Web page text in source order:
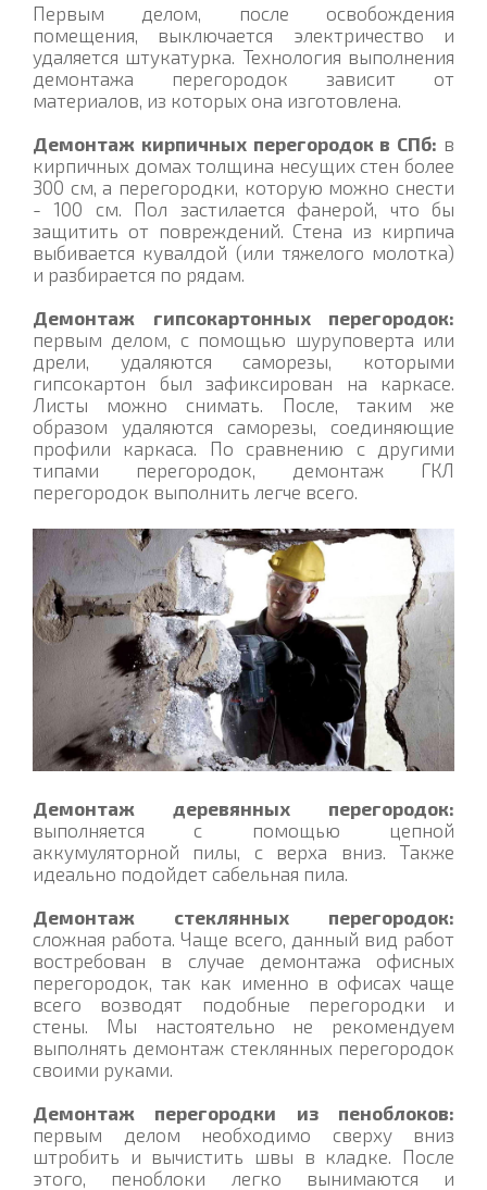
Первым делом, после освобождения
помещения, выключается электричество и
удаляется штукатурка. Технология выполнения
демонтажа перегородок зависит от
материалов, из которых она изготовлена.
Демонтаж кирпичных перегородок в СПб: в
кирпичных домах толщина несущих стен более
300 см, а перегородки, которую можно снести
- 100 см. Пол застилается фанерой, что бы
защитить от повреждений. Стена из кирпича
выбивается кувалдой (или тяжелого молотка)
и разбирается по рядам.
Демонтаж гипсокартонных перегородок:
первым делом, с помощью шуруповерта или
дрели, удаляются саморезы, которыми
гипсокартон был зафиксирован на каркасе.
Листы можно снимать. После, таким же
образом удаляются саморезы, соединяющие
профили каркаса. По сравнению с другими
типами перегородок, демонтаж ГКЛ
перегородок выполнить легче всего.
Демонтаж деревянных перегородок:
выполняется с помощью цепной
аккумуляторной пилы, с верха вниз. Также
идеально подойдет сабельная пила.
Демонтаж стеклянных перегородок:
сложная работа. Чаще всего, данный вид работ
востребован в случае демонтажа офисных
перегородок, так как именно в офисах чаще
всего возводят подобные перегородки и
стены. Мы настоятельно не рекомендуем
выполнять демонтаж стеклянных перегородок
своими руками.
Демонтаж перегородки из пеноблоков:
первым делом необходимо сверху вниз
штробить и вычистить швы в кладке. После
этого, пеноблоки легко вынимаются и